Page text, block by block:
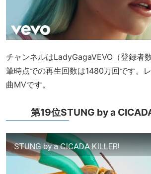
チャンネルはLadyGagaVEVO（登録者
筆時点での再生回数は1480万回です。
曲MVです。
第19位STUNG by a
STUNG by a CICADA KILLER!